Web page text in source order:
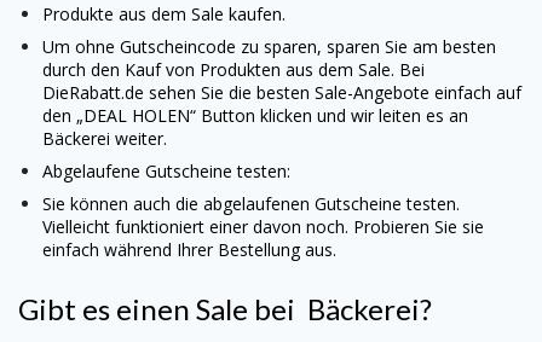
Produkte aus dem Sale kaufen.
Um ohne Gutscheincode zu sparen, sparen Sie am besten
durch den Kauf von Produkten aus dem Sale. Bei
DieRabatt.de sehen Sie die besten Sale-Angebote einfach auf
den „DEAL HOLEN“ Button klicken und wir leiten es an
Bäckerei weiter.
Abgelaufene Gutscheine testen:
Sie können auch die abgelaufenen Gutscheine testen.
Vielleicht funktioniert einer davon noch. Probieren Sie sie
einfach während Ihrer Bestellung aus.
Gibt es einen Sale bei Bäckerei?